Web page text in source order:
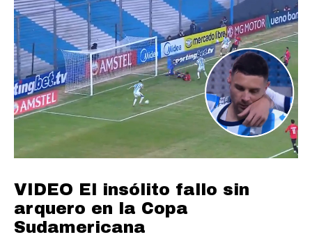
VIDEO El insólito fallo sin
arquero en la Copa
Sudamericana